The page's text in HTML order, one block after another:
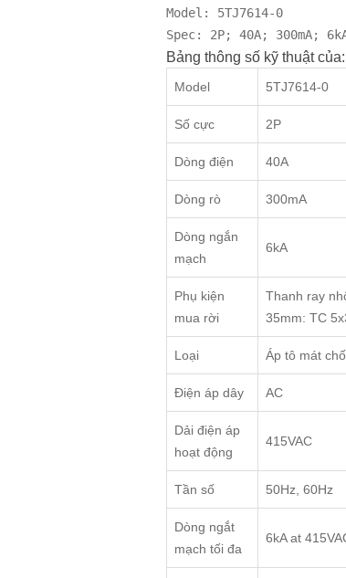
Model: 5TJ7614-0
Spec: 2P; 40A; 300mA;
Bảng thông số kỹ thuật
Model 5TJ7614-0
Số cực 2P
Dòng điện 40A
Dòng rò 300mA
Dòng ngắn
mạch
6kA
Phụ kiện
mua rời
Thanh ray
35mm: TC
Loại Áp tô mát
Điện áp dây AC
Dải điện áp
hoạt động
415VAC
Tần số 50Hz, 60Hz
Dòng ngắt
mạch tối đa
6kA at